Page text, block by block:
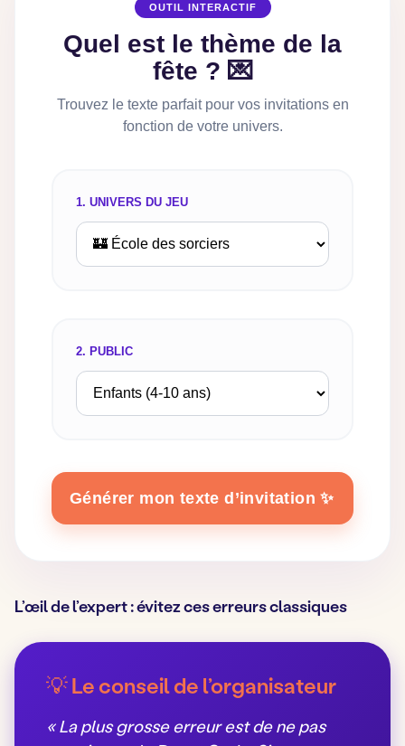
OUTIL INTERACTIF
Quel est le thème de la
fête ? 💌
Trouvez le texte parfait pour vos invitations en
fonction de votre univers.
1. UNIVERS DU JEU
2. PUBLIC
Générer mon texte d’invitation ✨
L’œil de l’expert : évitez ces erreurs classiques
💡 Le conseil de l’organisateur
« La plus grosse erreur est de ne pas